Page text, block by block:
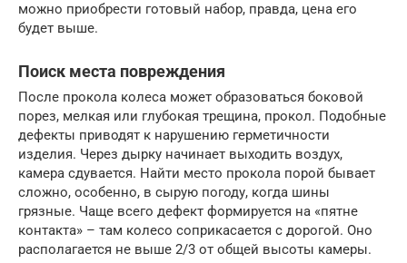
можно приобрести готовый набор, правда, цена его
будет выше.
Поиск места повреждения
После прокола колеса может образоваться боковой
порез, мелкая или глубокая трещина, прокол. Подобные
дефекты приводят к нарушению герметичности
изделия. Через дырку начинает выходить воздух,
камера сдувается. Найти место прокола порой бывает
сложно, особенно, в сырую погоду, когда шины
грязные. Чаще всего дефект формируется на «пятне
контакта» – там колесо соприкасается с дорогой. Оно
располагается не выше 2/3 от общей высоты камеры.